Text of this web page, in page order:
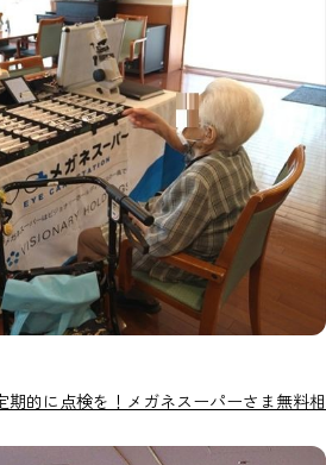
期的に点検を！メガネスーパーさま無料相